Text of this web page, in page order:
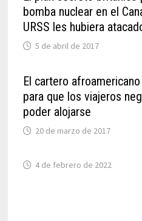
bomba nuclear en el
URSS les hubiera
5 de abril de 2017
El cartero
para que los viajeros
poder alojarse
20 de marzo de 2017
4 de febrero de 2022